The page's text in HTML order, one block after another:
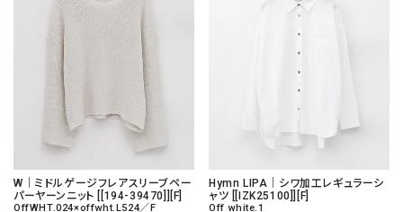
W｜ミドルゲージフレアスリーブペー
パーヤーンニット [[194-39470]][F]
OffWHT.024×offwht.L524／F
Hymn LIPA｜シワ加工レギュラーシ
ャツ [[IZK25100]][F]
Off white.1